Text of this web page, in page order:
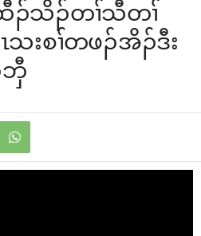
ၣ်သိၣ်တၢ်သီတၢ်
ၤသးစၢ်တဖၣ်အိၣ်ဒီး
ဘှီ